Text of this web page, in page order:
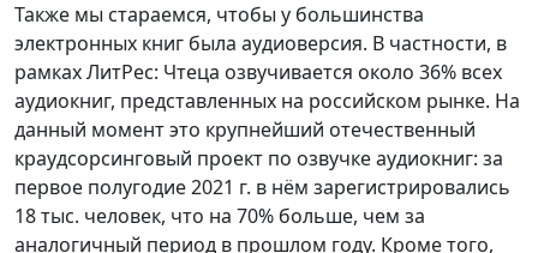
Также мы стараемся, чтобы у большинства
электронных книг была аудиоверсия. В частности, в
рамках ЛитРес: Чтеца озвучивается около 36% всех
аудиокниг, представленных на российском рынке. На
данный момент это крупнейший отечественный
краудсорсинговый проект по озвучке аудиокниг: за
первое полугодие 2021 г. в нём зарегистрировались
18 тыс. человек, что на 70% больше, чем за
аналогичный период в прошлом году. Кроме того,